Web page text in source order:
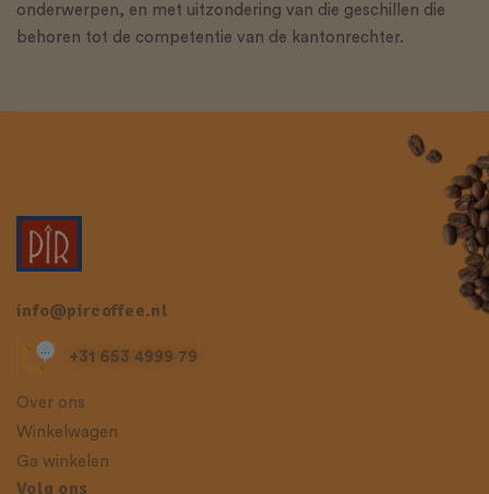
onderwerpen, en met uitzondering van die geschillen die
behoren tot de competentie van de kantonrechter.
info@pircoffee.nl
+31 653 4999 79
Over ons
Winkelwagen
Ga winkelen
Volg ons